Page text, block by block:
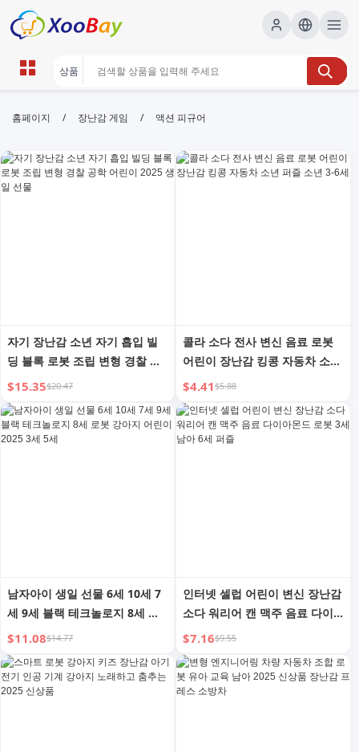
액션 피규어 | XOOBAY B2B/B2C
액션피규어, 피규어 수집, 한정판 정보, wholesale 액션
피규어, XOOBAY
홈페이지 / 장난감 게임 / 액션 피규어
자기 장난감 소년 자기 흡입 빌
딩 블록 로봇 조립 변형 경찰 공
학 어린이 2025 생일 선물
$15.35$20.47
콜라 소다 전사 변신 음료 로봇
어린이 장난감 킹콩 자동차 소년
퍼즐 소년 3-6세
$4.41$5.88
남자아이 생일 선물 6세 10세 7
세 9세 블랙 테크놀로지 8세 로
봇 강아지 어린이 2025 3세 5세
$11.08$14.77
인터넷 셀럽 어린이 변신 장난감
소다 워리어 캔 맥주 음료 다이
아몬드 로봇 3세 남아 6세 퍼즐
$7.16$9.55